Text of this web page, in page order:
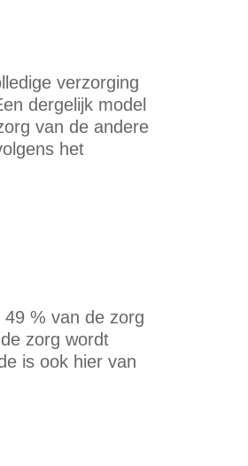
verzorging
dergelijk model
van de andere
het
% van de zorg
zorg wordt
is ook hier van